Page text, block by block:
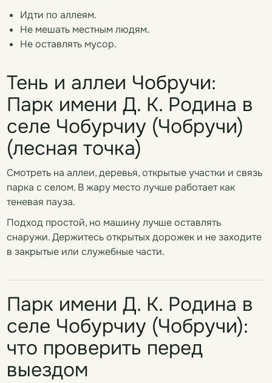
Идти по аллеям.
Не мешать местным людям.
Не оставлять мусор.
Тень и аллеи Чобручи:
Парк имени Д. К. Родина в
селе Чобурчиу (Чобручи)
(лесная точка)
Смотреть на аллеи, деревья, открытые участки и связь
парка с селом. В жару место лучше работает как
теневая пауза.
Подход простой, но машину лучше оставлять
снаружи. Держитесь открытых дорожек и не заходите
в закрытые или служебные части.
Парк имени Д. К. Родина в
селе Чобурчиу (Чобручи):
что проверить перед
выездом